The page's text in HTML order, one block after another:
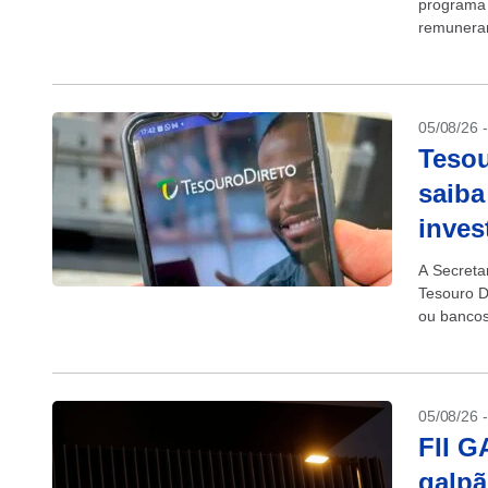
05/08/26
A
Tesouro
ou
05/08/26
FII